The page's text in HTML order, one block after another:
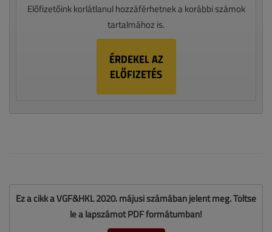
Előfizetőink korlátlanul hozzáférhetnek a korábbi számok
tartalmához is.
ÉRDEKEL AZ
ELŐFIZETÉS
Ez a cikk a VGF&HKL 2020. májusi számában jelent meg. Töltse
le a lapszámot PDF formátumban!